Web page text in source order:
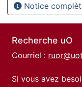
Notice
Recherche uO
Courriel :
Si vous avez